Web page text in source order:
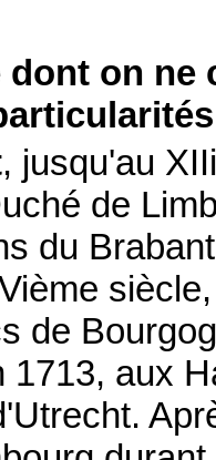
dont on ne
, jusqu'au
de
du
de
1713, aux